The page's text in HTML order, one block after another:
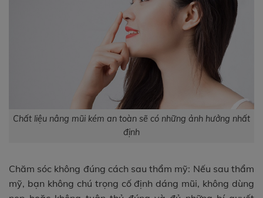
Chất liệu nâng mũi kém an toàn sẽ có những ảnh hưởng nhất
định
Chăm sóc không đúng cách sau thẩm mỹ: Nếu sau thẩm
mỹ, bạn không chú trọng cố định dáng mũi, không dùng